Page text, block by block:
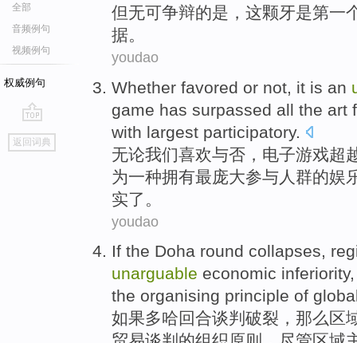
全部
音频例句
视频例句
权威例句
go
top
返回词典
但无可争辩的是 ， 这颗牙是第一
据。
youdao
Whether favored or not it is an
game has surpassed all the art
with largest participatory.
无论我们喜欢与否 ， 电子游戏超
为一种拥有最庞大参与人群的娱
实了。
youdao
If the Doha round collapses,
unarguable economic inferiority
the organising principle of
如果多哈回合谈判 破裂 ，那么区